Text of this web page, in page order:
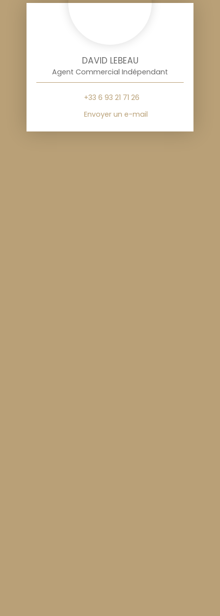
DAVID LEBEAU
Agent Commercial Indépendant
+33 6 93 21 71 26
Envoyer un e-mail